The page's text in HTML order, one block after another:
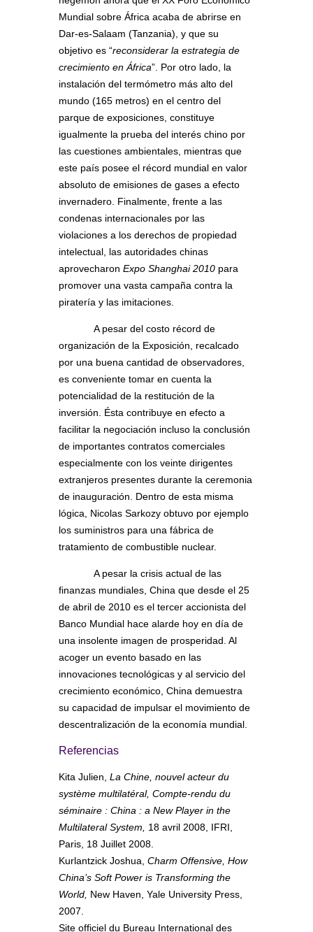
Mundial sobre África acaba de abrirse en
Dar-es-Salaam (Tanzania), y que su
objetivo es “reconsiderar la estrategia de
crecimiento en África”. Por otro lado, la
instalación del termómetro más alto del
mundo (165 metros) en el centro del
parque de exposiciones, constituye
igualmente la prueba del interés chino por
las cuestiones ambientales, mientras que
este país posee el récord mundial en valor
absoluto de emisiones de gases a efecto
invernadero. Finalmente, frente a las
condenas internacionales por las
violaciones a los derechos de propiedad
intelectual, las autoridades chinas
aprovecharon Expo Shanghai 2010 para
promover una vasta campaña contra la
piratería y las imitaciones.
A pesar del costo récord de
organización de la Exposición, recalcado
por una buena cantidad de observadores,
es conveniente tomar en cuenta la
potencialidad de la restitución de la
inversión. Ésta contribuye en efecto a
facilitar la negociación incluso la conclusión
de importantes contratos comerciales
especialmente con los veinte dirigentes
extranjeros presentes durante la ceremonia
de inauguración. Dentro de esta misma
lógica, Nicolas Sarkozy obtuvo por ejemplo
los suministros para una fábrica de
tratamiento de combustible nuclear.
A pesar la crisis actual de las
finanzas mundiales, China que desde el 25
de abril de 2010 es el tercer accionista del
Banco Mundial hace alarde hoy en día de
una insolente imagen de prosperidad. Al
acoger un evento basado en las
innovaciones tecnológicas y al servicio del
crecimiento económico, China demuestra
su capacidad de impulsar el movimiento de
descentralización de la economía mundial.
Referencias
Kita Julien, La Chine, nouvel acteur du
système multilatéral, Compte-rendu du
séminaire : China : a New Player in the
Multilateral System,
18 avril 2008, IFRI,
Paris, 18 Juillet 2008.
Kurlantzick Joshua, Charm Offensive, How
China’s Soft Power is Transforming the
World, New Haven, Yale University Press,
2007.
Site officiel du Bureau International des